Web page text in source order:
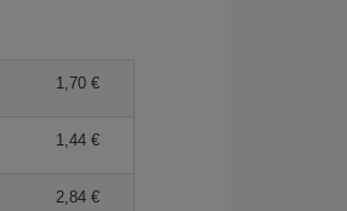
1,70 €
1,44 €
2,84 €